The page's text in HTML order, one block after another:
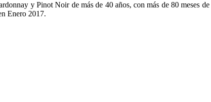
y Pinot Noir de más de 40 años, con más de 80 meses
Enero 2017.